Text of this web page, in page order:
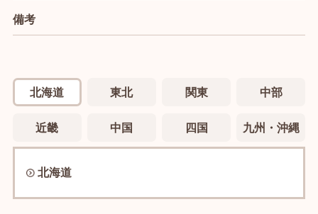
備考
北海道 東北 関東 中部
近畿 中国 四国 九州・沖縄
北海道